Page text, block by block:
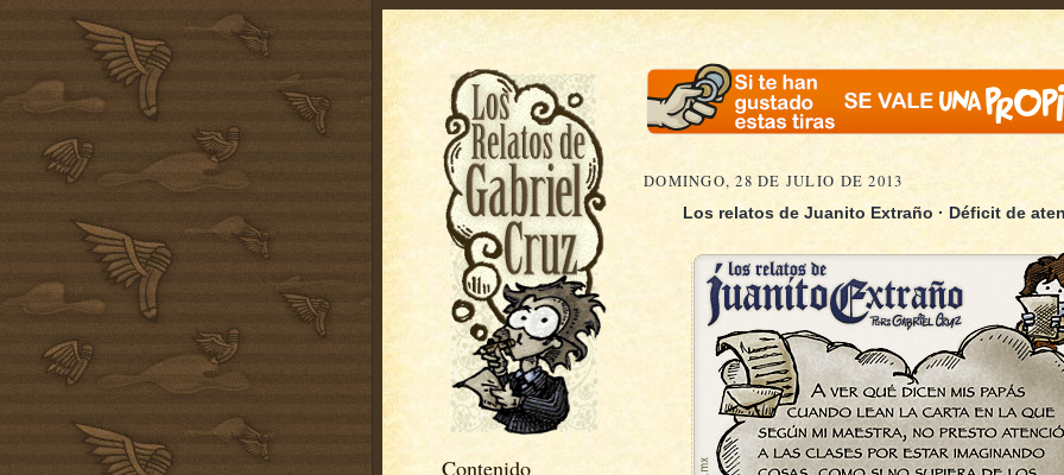
Contenido
DOMINGO, 28 DE JULIO DE 2013
Los relatos de Juanito Extraño · Déficit de